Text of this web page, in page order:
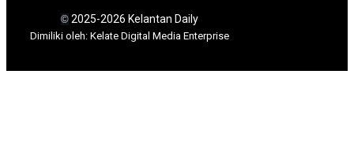
©2025-2026 Kelantan Daily
Dimiliki oleh: Kelate Digital Media Enterprise